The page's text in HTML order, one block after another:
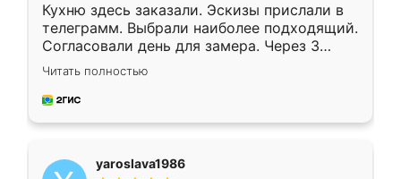
Кухню здесь заказали. Эскизы прислали в
телеграмм. Выбрали наиболее подходящий.
Согласовали день для замера. Через 3
недели кухня была уже готова. Остались
довольны работой. Спасибо Ренессанс
мебель за качественную работу!
Читать полностью
yaroslava1986